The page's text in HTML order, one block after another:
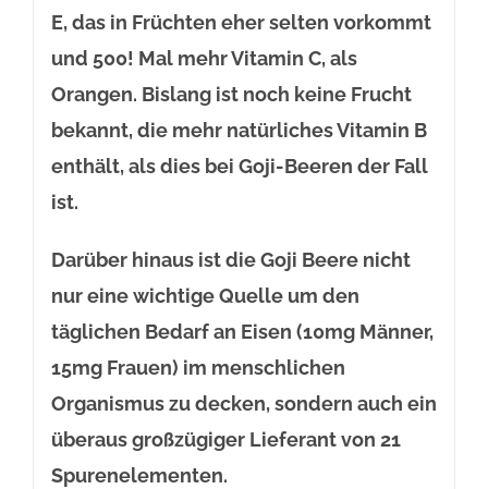
E, das in Früchten eher selten vorkommt
und 500! Mal mehr Vitamin C, als
Orangen. Bislang ist noch keine Frucht
bekannt, die mehr natürliches Vitamin B
enthält, als dies bei Goji-Beeren der Fall
ist.
Darüber hinaus ist die Goji Beere nicht
nur eine wichtige Quelle um den
täglichen Bedarf an Eisen (10mg Männer,
15mg Frauen) im menschlichen
Organismus zu decken, sondern auch ein
überaus großzügiger Lieferant von 21
Spurenelementen.